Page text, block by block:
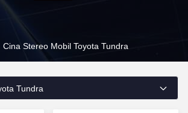
Cina Stereo Mobil Toyota Tundra
Tundra